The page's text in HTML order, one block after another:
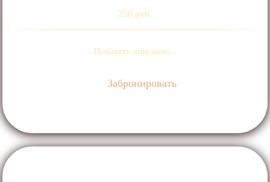
250 руб.
Показать описание...
Забронировать